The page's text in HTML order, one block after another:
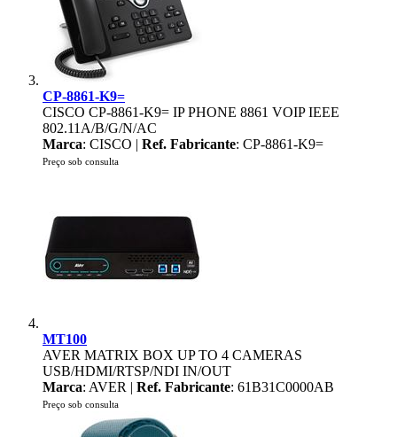
CP-8861-K9=
CISCO CP-8861-K9= IP PHONE 8861 VOIP IEEE
802.11A/B/G/N/AC
Marca: CISCO | Ref. Fabricante: CP-8861-K9=
Preço sob consulta
MT100
AVER MATRIX BOX UP TO 4 CAMERAS
USB/HDMI/RTSP/NDI IN/OUT
Marca: AVER | Ref. Fabricante: 61B31C0000AB
Preço sob consulta